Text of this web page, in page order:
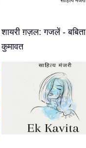
शायरी ग़ज़ल: गजलें - बबिता
कुमावत